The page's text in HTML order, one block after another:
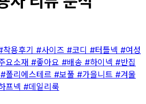
착용후기 #사이즈 #코디 #터틀넥 #여성
요소재 #좋아요 #배송 #하이넥 #반집
#폴리에스테르 #보풀 #가을니트 #겨울
프넥 #데일리룩